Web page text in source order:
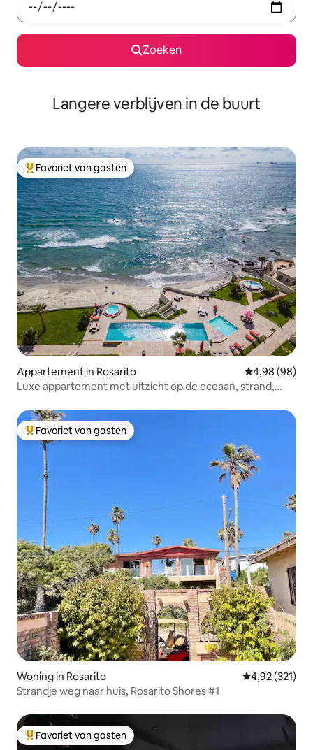
Zoeken
Langere verblijven in de buurt
Topfavoriet van gasten
Favoriet van gasten
Appartement in Rosarito Gemiddelde
4,98 (98)
Luxe appartement met uitzicht op de oceaan, strand,
Topfavoriet van gasten
Favoriet van gasten
Woning in Rosarito Gemiddelde
4,92 (321)
Strandje weg naar huis, Rosarito Shores #1
Topfavoriet van gasten
Favoriet van gasten